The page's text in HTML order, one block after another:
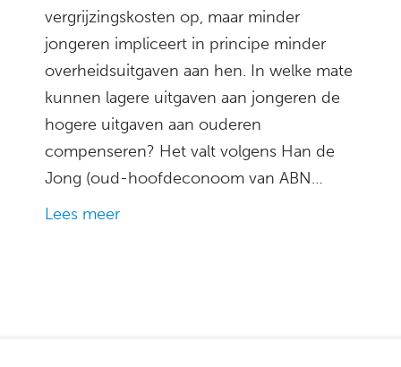
vergrijzingskosten op, maar minder
jongeren impliceert in principe minder
overheidsuitgaven aan hen. In welke mate
kunnen lagere uitgaven aan jongeren de
hogere uitgaven aan ouderen
compenseren? Het valt volgens Han de
Jong (oud-hoofdeconoom van ABN…
Lees meer